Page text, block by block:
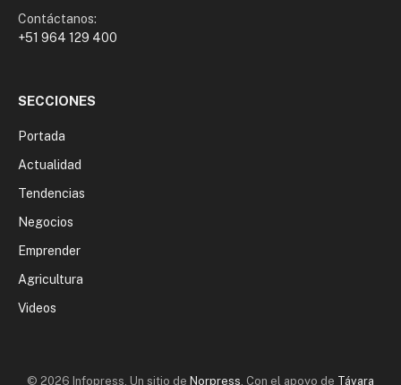
Contáctanos:
+51 964 129 400
SECCIONES
Portada
Actualidad
Tendencias
Negocios
Emprender
Agricultura
Videos
© 2026 Infopress. Un sitio de Norpress . Con el apoyo de Távara